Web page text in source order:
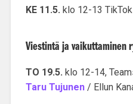
KE 11.5. klo 12-13 TikTok
Viestintä ja vaikuttaminen
TO 19.5. klo 12-14,
Taru Tujunen/ Ellun